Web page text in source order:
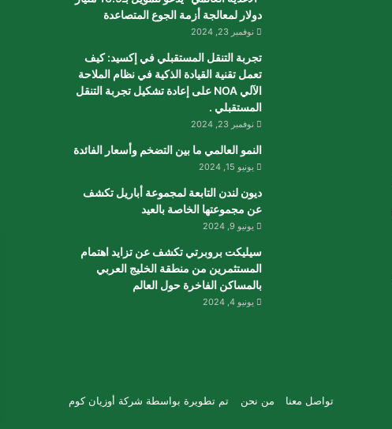
دولار لمعالجة أزمة الجوع المتصاعدة
نوفمبر 23, 2024
تجربة التنقل المستقبلي في إكسيد: كيف
تعمل تقنية القيادة الذكية في نظام الملاحة
الآلي NOA على إعادة تشكيل تجربة التنقل
المستقبلي .
نوفمبر 23, 2024
النمو العالمي ما بين التضخم وأسعار الفائدة
يونيو 15, 2024
ديون لندن التابعة لمجموعة أباريل تكشف
عن مجموعتها الخاصة بالعيد
يونيو 9, 2024
سيليكت بروبرتي تكشف عن تزايد اهتمام
المستثمرين من منطقة الخليج العربي
بالمساكن الفاخرة حول العالم
يونيو 4, 2024
تم تطويرة بواسطة شركة أوزيان كوم تواصل معنا من نحن